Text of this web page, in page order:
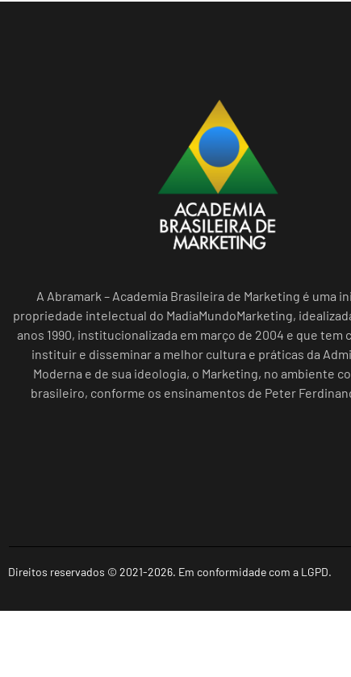
A Abramark – Academia Brasileira de Marketing é uma
propriedade intelectual do MadiaMundoMarketing,
anos 1990, institucionalizada em março de 2004 e que tem
instituir e disseminar a melhor cultura e práticas da
Moderna e de sua ideologia, o Marketing, no ambiente
brasileiro, conforme os ensinamentos de Peter
Direitos reservados © 2021-2026. Em conformidade com a LGPD.